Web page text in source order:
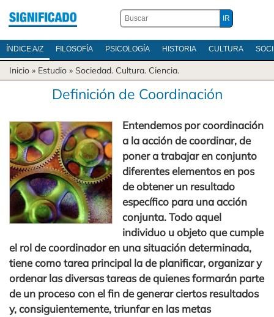
ÍNDICE A/Z FILOSOFÍA PSICOLOGÍA HISTORIA CULTURA
Inicio » Estudio » Sociedad. Cultura. Ciencia.
Definición de Coordinación
Entendemos por coordinación
a la acción de coordinar, de
poner a trabajar en conjunto
diferentes elementos en pos
de obtener un resultado
específico para una acción
conjunta. Todo aquel
individuo u objeto que cumple
el rol de coordinador en una situación determinada,
tiene como tarea principal la de planificar, organizar y
ordenar las diversas tareas de quienes formarán parte
de un proceso con el fin de generar ciertos resultados
y, consiguientemente, triunfar en las metas